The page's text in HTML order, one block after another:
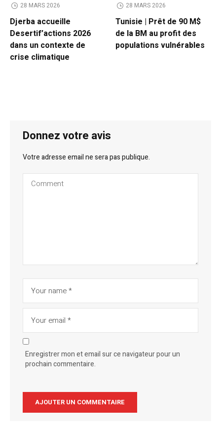
28 MARS 2026
Djerba accueille
Desertif’actions 2026
dans un contexte de
crise climatique
28 MARS 2026
Tunisie | Prêt de 90 M$
de la BM au profit des
populations vulnérables
Donnez votre avis
Votre adresse email ne sera pas publique.
Enregistrer mon et email sur ce navigateur pour un
prochain commentaire.